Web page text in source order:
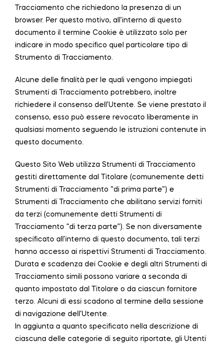
Tracciamento che richiedono la presenza di un
browser. Per questo motivo, all’interno di questo
documento il termine Cookie è utilizzato solo per
indicare in modo specifico quel particolare tipo di
Strumento di Tracciamento.
Alcune delle finalità per le quali vengono impiegati
Strumenti di Tracciamento potrebbero, inoltre
richiedere il consenso dell’Utente. Se viene prestato il
consenso, esso può essere revocato liberamente in
qualsiasi momento seguendo le istruzioni contenute in
questo documento.
Questo Sito Web utilizza Strumenti di Tracciamento
gestiti direttamente dal Titolare (comunemente detti
Strumenti di Tracciamento “di prima parte”) e
Strumenti di Tracciamento che abilitano servizi forniti
da terzi (comunemente detti Strumenti di
Tracciamento “di terza parte”). Se non diversamente
specificato all’interno di questo documento, tali terzi
hanno accesso ai rispettivi Strumenti di Tracciamento.
Durata e scadenza dei Cookie e degli altri Strumenti di
Tracciamento simili possono variare a seconda di
quanto impostato dal Titolare o da ciascun fornitore
terzo. Alcuni di essi scadono al termine della sessione
di navigazione dell’Utente.
In aggiunta a quanto specificato nella descrizione di
ciascuna delle categorie di seguito riportate, gli Utenti